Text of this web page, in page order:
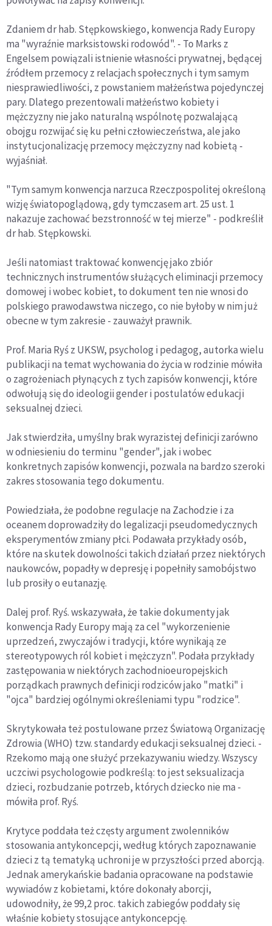
Zdaniem dr hab. Stępkowskiego, konwencja Rady Europy
ma "wyraźnie marksistowski rodowód". - To Marks z
Engelsem powiązali istnienie własności prywatnej, będącej
źródłem przemocy z relacjach społecznych i tym samym
niesprawiedliwości, z powstaniem małżeństwa pojedynczej
pary. Dlatego prezentowali małżeństwo kobiety i
mężczyzny nie jako naturalną wspólnotę pozwalającą
obojgu rozwijać się ku pełni człowieczeństwa, ale jako
instytucjonalizację przemocy mężczyzny nad kobietą -
wyjaśniał.
"Tym samym konwencja narzuca Rzeczpospolitej określoną
wizję światopoglądową, gdy tymczasem art. 25 ust. 1
nakazuje zachować bezstronność w tej mierze" - podkreślił
dr hab. Stępkowski.
Jeśli natomiast traktować konwencję jako zbiór
technicznych instrumentów służących eliminacji przemocy
domowej i wobec kobiet, to dokument ten nie wnosi do
polskiego prawodawstwa niczego, co nie byłoby w nim już
obecne w tym zakresie - zauważył prawnik.
Prof. Maria Ryś z UKSW, psycholog i pedagog, autorka wielu
publikacji na temat wychowania do życia w rodzinie mówiła
o zagrożeniach płynących z tych zapisów konwencji, które
odwołują się do ideologii gender i postulatów edukacji
seksualnej dzieci.
Jak stwierdziła, umyślny brak wyrazistej definicji zarówno
w odniesieniu do terminu "gender", jak i wobec
konkretnych zapisów konwencji, pozwala na bardzo szeroki
zakres stosowania tego dokumentu.
Powiedziała, że podobne regulacje na Zachodzie i za
oceanem doprowadziły do legalizacji pseudomedycznych
eksperymentów zmiany płci. Podawała przykłady osób,
które na skutek dowolności takich działań przez niektórych
naukowców, popadły w depresję i popełniły samobójstwo
lub prosiły o eutanazję.
Dalej prof. Ryś. wskazywała, że takie dokumenty jak
konwencja Rady Europy mają za cel "wykorzenienie
uprzedzeń, zwyczajów i tradycji, które wynikają ze
stereotypowych ról kobiet i mężczyzn". Podała przykłady
zastępowania w niektórych zachodnioeuropejskich
porządkach prawnych definicji rodziców jako "matki" i
"ojca" bardziej ogólnymi określeniami typu "rodzice".
Skrytykowała też postulowane przez Światową Organizację
Zdrowia (WHO) tzw. standardy edukacji seksualnej dzieci. -
Rzekomo mają one służyć przekazywaniu wiedzy. Wszyscy
uczciwi psychologowie podkreślą: to jest seksualizacja
dzieci, rozbudzanie potrzeb, których dziecko nie ma -
mówiła prof. Ryś.
Krytyce poddała też częsty argument zwolenników
stosowania antykoncepcji, według których zapoznawanie
dzieci z tą tematyką uchroni je w przyszłości przed aborcją.
Jednak amerykańskie badania opracowane na podstawie
wywiadów z kobietami, które dokonały aborcji,
udowodniły, że 99,2 proc. takich zabiegów poddały się
właśnie kobiety stosujące antykoncepcję.